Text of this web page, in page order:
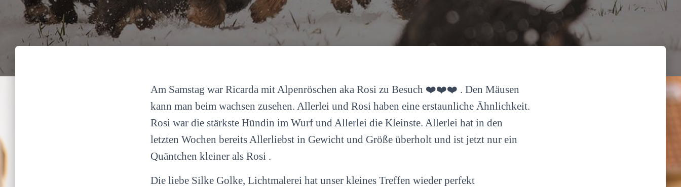
Am Samstag war Ricarda mit Alpenröschen aka Rosi zu Besuch ❤️❤️❤️ . Den Mäusen
kann man beim wachsen zusehen. Allerlei und Rosi haben eine erstaunliche Ähnlichkeit.
Rosi war die stärkste Hündin im Wurf und Allerlei die Kleinste. Allerlei hat in den
letzten Wochen bereits Allerliebst in Gewicht und Größe überholt und ist jetzt nur ein
Quäntchen kleiner als Rosi .
Die liebe Silke Golke, Lichtmalerei hat unser kleines Treffen wieder perfekt